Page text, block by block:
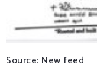
Source: New feed